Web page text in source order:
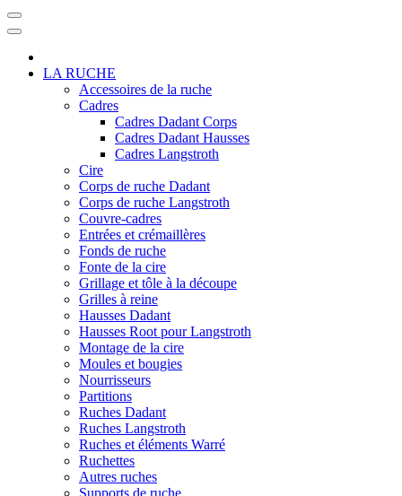
LA RUCHE
Accessoires de la ruche
Cadres
Cadres Dadant Corps
Cadres Dadant Hausses
Cadres Langstroth
Cire
Corps de ruche Dadant
Corps de ruche Langstroth
Couvre-cadres
Entrées et crémaillères
Fonds de ruche
Fonte de la cire
Grillage et tôle à la découpe
Grilles à reine
Hausses Dadant
Hausses Root pour Langstroth
Montage de la cire
Moules et bougies
Nourrisseurs
Partitions
Ruches Dadant
Ruches Langstroth
Ruches et éléments Warré
Ruchettes
Autres ruches
Supports de ruche